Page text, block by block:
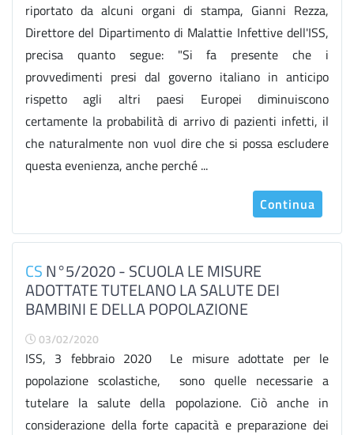
riportato da alcuni organi di stampa, Gianni Rezza,
Direttore del Dipartimento di Malattie Infettive dell'ISS,
precisa quanto segue: "Si fa presente che i
provvedimenti presi dal governo italiano in anticipo
rispetto agli altri paesi Europei diminuiscono
certamente la probabilità di arrivo di pazienti infetti, il
che naturalmente non vuol dire che si possa escludere
questa evenienza, anche perché ...
Continua
CSN°5/2020 - SCUOLA LE MISURE
ADOTTATE TUTELANO LA SALUTE DEI
BAMBINI E DELLA POPOLAZIONE
03/02/2020
ISS, 3 febbraio 2020 Le misure adottate per le
popolazione scolastiche, sono quelle necessarie a
tutelare la salute della popolazione. Ciò anche in
considerazione della forte capacità e preparazione dei